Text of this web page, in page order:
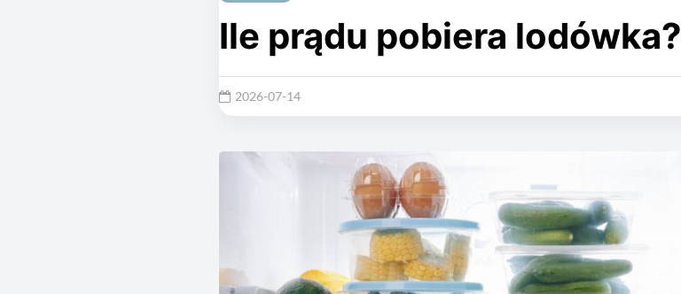
Ile prądu pobiera lodówka?
2026-07-14